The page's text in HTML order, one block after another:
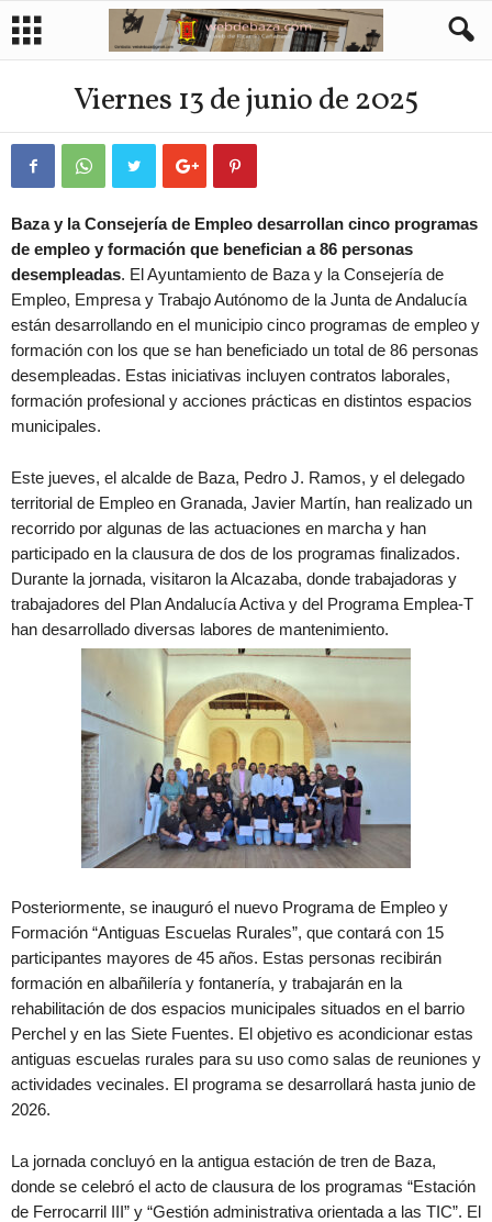
Viernes 13 de junio de 2025
Baza y la Consejería de Empleo desarrollan cinco programas
de empleo y formación que benefician a 86 personas
desempleadas. El Ayuntamiento de Baza y la Consejería de
Empleo, Empresa y Trabajo Autónomo de la Junta de Andalucía
están desarrollando en el municipio cinco programas de empleo y
formación con los que se han beneficiado un total de 86 personas
desempleadas. Estas iniciativas incluyen contratos laborales,
formación profesional y acciones prácticas en distintos espacios
municipales.
Este jueves, el alcalde de Baza, Pedro J. Ramos, y el delegado
territorial de Empleo en Granada, Javier Martín, han realizado un
recorrido por algunas de las actuaciones en marcha y han
participado en la clausura de dos de los programas finalizados.
Durante la jornada, visitaron la Alcazaba, donde trabajadoras y
trabajadores del Plan Andalucía Activa y del Programa Emplea-T
han desarrollado diversas labores de mantenimiento.
Posteriormente, se inauguró el nuevo Programa de Empleo y
Formación “Antiguas Escuelas Rurales”, que contará con 15
participantes mayores de 45 años. Estas personas recibirán
formación en albañilería y fontanería, y trabajarán en la
rehabilitación de dos espacios municipales situados en el barrio
Perchel y en las Siete Fuentes. El objetivo es acondicionar estas
antiguas escuelas rurales para su uso como salas de reuniones y
actividades vecinales. El programa se desarrollará hasta junio de
2026.
La jornada concluyó en la antigua estación de tren de Baza,
donde se celebró el acto de clausura de los programas “Estación
de Ferrocarril III” y “Gestión administrativa orientada a las TIC”. El